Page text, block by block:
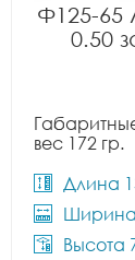
Ф125-65
0.50
вес 172 гр.
Длина
Высота